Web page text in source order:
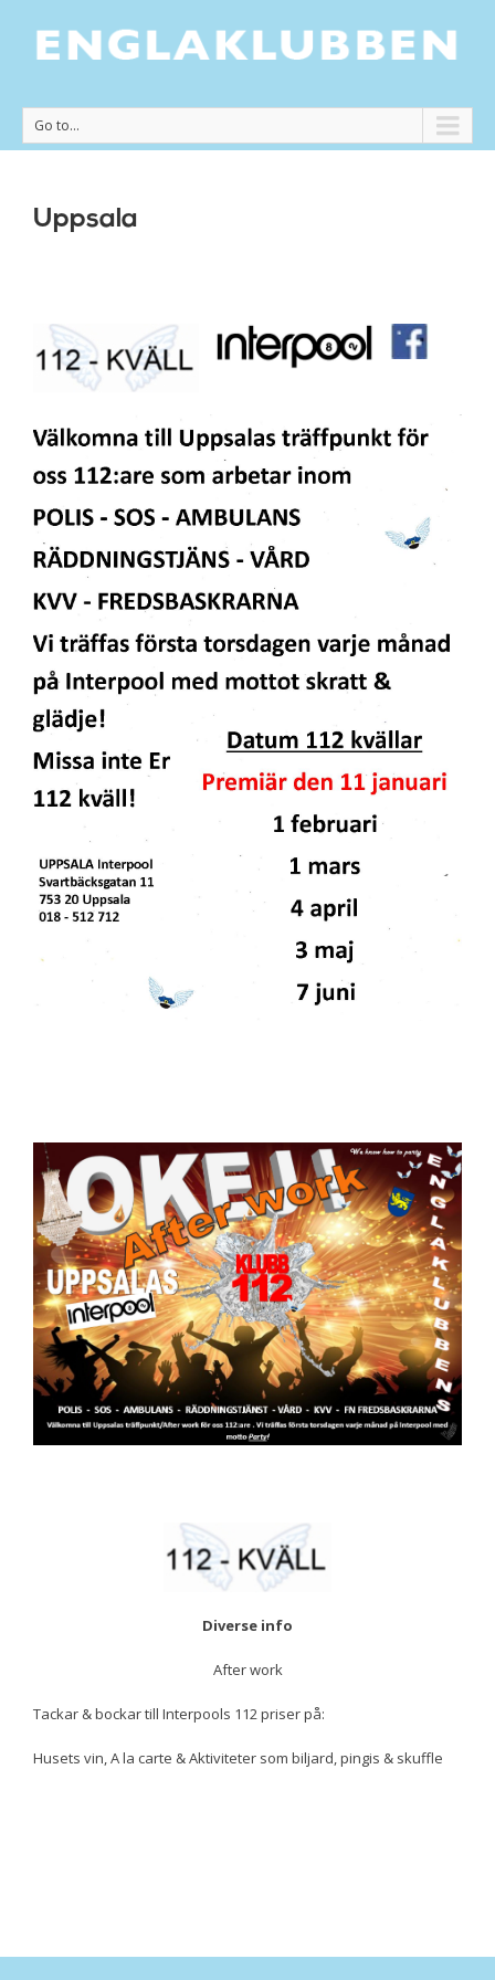
Go to...
Uppsala
Diverse info
After work
Tackar & bockar till Interpools 112 priser på:
Husets vin, A la carte & Aktiviteter som biljard, pingis & skuffle